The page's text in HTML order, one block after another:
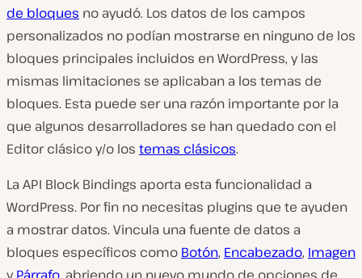
de bloques no ayudó. Los datos de los campos
personalizados no podían mostrarse en ninguno de los
bloques principales incluidos en WordPress, y las
mismas limitaciones se aplicaban a los temas de
bloques. Esta puede ser una razón importante por la
que algunos desarrolladores se han quedado con el
Editor clásico y/o los temas clásicos.
La API Block Bindings aporta esta funcionalidad a
WordPress. Por fin no necesitas plugins que te ayuden
a mostrar datos. Vincula una fuente de datos a
bloques específicos como Botón, Encabezado, Imagen